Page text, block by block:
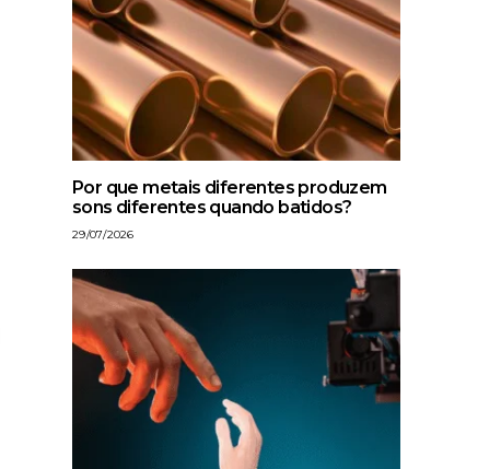
Por que metais diferentes produzem
sons diferentes quando batidos?
29/07/2026